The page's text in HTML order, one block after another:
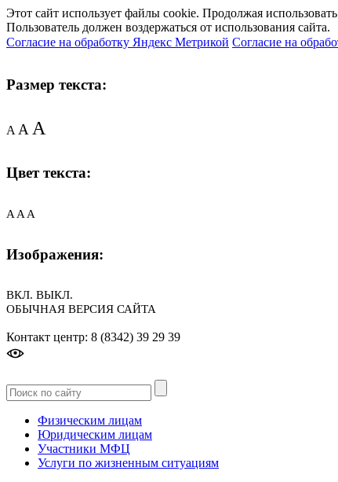
Этот сайт использует файлы cookie. Продолжая
Пользователь должен воздержаться от использования сайта.
Согласие на обработку Яндекс Метрикой Согласие на
Размер текста:
AAA
Цвет текста:
A A A
Изображения:
ВКЛ. ВЫКЛ.
ОБЫЧНАЯ ВЕРСИЯ САЙТА
Контакт центр: 8 (8342) 39 29 39
Физическим лицам
Юридическим лицам
Участники МФЦ
Услуги по жизненным ситуациям